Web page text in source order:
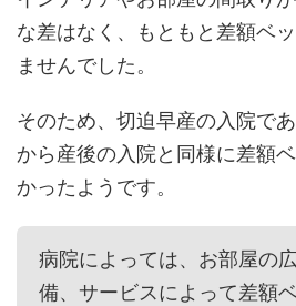
な差はなく、もともと差額ベ
ませんでした。
そのため、切迫早産の入院で
から産後の入院と同様に差額
かったようです。
病院によっては、お部屋の
備、サービスによって差額